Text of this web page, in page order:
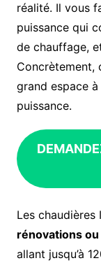
réalité. Il vous
puissance qui
de chauffage,
Concrètement,
grand espace
puissance.
Les chaudières
rénovations
allant jusqu’à